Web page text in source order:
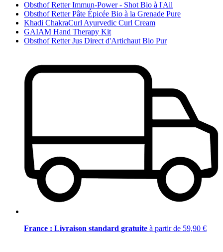
Obsthof Retter Immun-Power - Shot Bio à l'Ail
Obsthof Retter Pâte Épicée Bio à la Grenade Pure
Khadi ChakraCurl Ayurvedic Curl Cream
GAIAM Hand Therapy Kit
Obsthof Retter Jus Direct d'Artichaut Bio Pur
France : Livraison standard gratuite à partir de 59,90 €